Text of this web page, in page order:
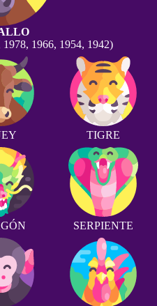
1966, 1954, 1942)
TIGRE
SERPIENTE